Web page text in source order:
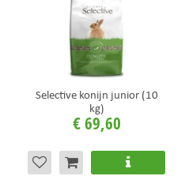
Selective konijn junior (10
kg)
€69,60